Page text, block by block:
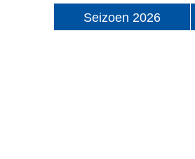
Seizoen 2026